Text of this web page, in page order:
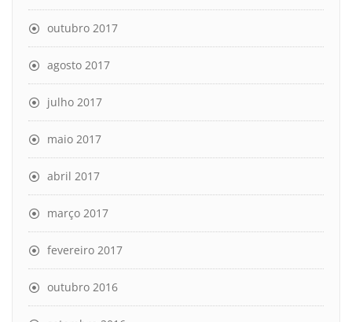
outubro 2017
agosto 2017
julho 2017
maio 2017
abril 2017
março 2017
fevereiro 2017
outubro 2016